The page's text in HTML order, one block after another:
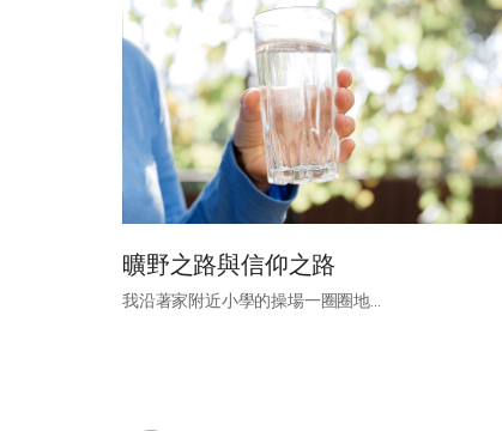
曠野之路與信仰之路
我沿著家附近小學的操場一圈圈地...